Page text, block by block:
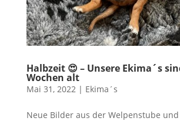
Halbzeit 😍 – Unsere Ekima´s
Wochen alt
Mai 31, 2022| Ekima´s
Neue Bilder aus der Welpenstube